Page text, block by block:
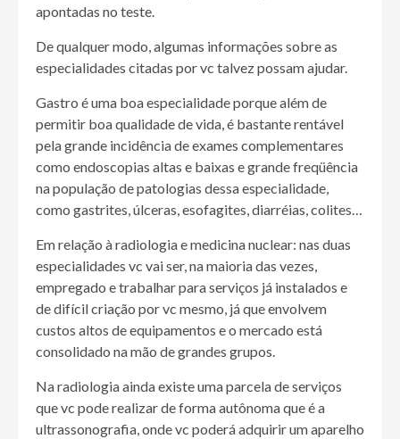
apontadas no teste.
De qualquer modo, algumas informações sobre as
especialidades citadas por vc talvez possam ajudar.
Gastro é uma boa especialidade porque além de
permitir boa qualidade de vida, é bastante rentável
pela grande incidência de exames complementares
como endoscopias altas e baixas e grande freqüência
na população de patologias dessa especialidade,
como gastrites, úlceras, esofagites, diarréias, colites…
Em relação à radiologia e medicina nuclear: nas duas
especialidades vc vai ser, na maioria das vezes,
empregado e trabalhar para serviços já instalados e
de difícil criação por vc mesmo, já que envolvem
custos altos de equipamentos e o mercado está
consolidado na mão de grandes grupos.
Na radiologia ainda existe uma parcela de serviços
que vc pode realizar de forma autônoma que é a
ultrassonografia, onde vc poderá adquirir um aparelho